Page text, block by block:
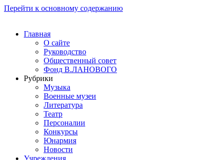
Перейти к основному содержанию
Главная
О сайте
Руководство
Общественный совет
Фонд В.ЛАНОВОГО
Рубрики
Музыка
Военные музеи
Литература
Театр
Персоналии
Конкурсы
Юнармия
Новости
Учреждения